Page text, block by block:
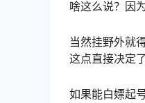
啥这么说？因
当然挂野外就
这点直接决定
如果能白嫖起号